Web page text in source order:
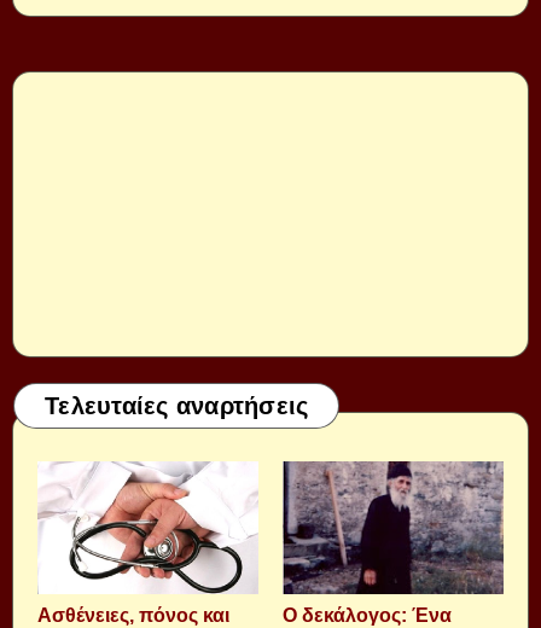
Τελευταίες αναρτήσεις
Aσθένειες, πόνος και
Ο δεκάλογος: Ένα